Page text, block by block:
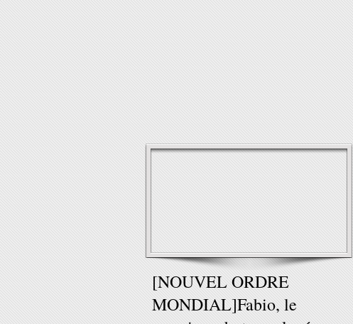
[NOUVEL ORDRE
MONDIAL]Fabio, le